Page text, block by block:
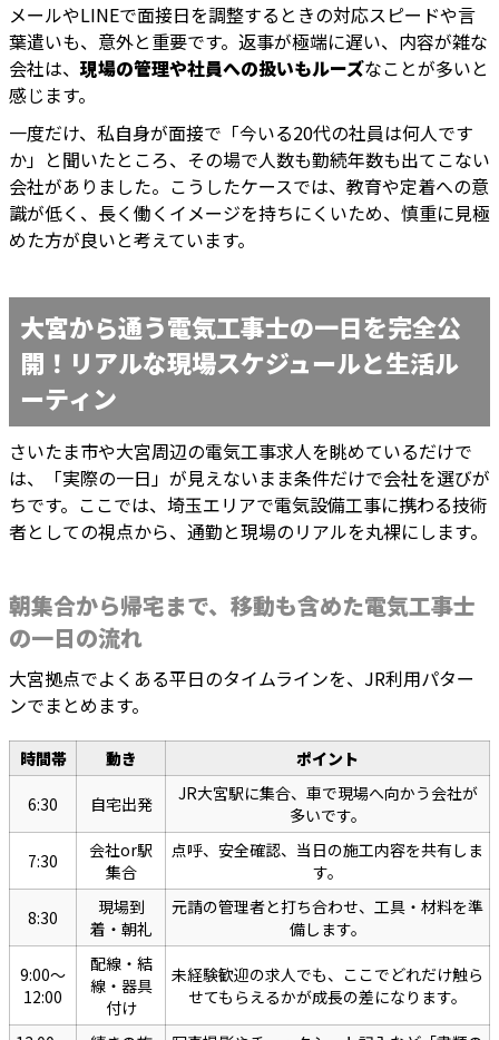
メールやLINEで面接日を調整するときの対応スピードや言
葉遣いも、意外と重要です。返事が極端に遅い、内容が雑な
会社は、現場の管理や社員への扱いもルーズなことが多いと
感じます。
一度だけ、私自身が面接で「今いる20代の社員は何人です
か」と聞いたところ、その場で人数も勤続年数も出てこない
会社がありました。こうしたケースでは、教育や定着への意
識が低く、長く働くイメージを持ちにくいため、慎重に見極
めた方が良いと考えています。
大宮から通う電気工事士の一日を完全公
開！リアルな現場スケジュールと生活ル
ーティン
さいたま市や大宮周辺の電気工事求人を眺めているだけで
は、「実際の一日」が見えないまま条件だけで会社を選びが
ちです。ここでは、埼玉エリアで電気設備工事に携わる技術
者としての視点から、通勤と現場のリアルを丸裸にします。
朝集合から帰宅まで、移動も含めた電気工事士
の一日の流れ
大宮拠点でよくある平日のタイムラインを、JR利用パター
ンでまとめます。
時間帯 動き ポイント
6:30 自宅出発
JR大宮駅に集合、車で現場へ向かう会社が
多いです。
7:30
会社or駅
集合
点呼、安全確認、当日の施工内容を共有しま
す。
8:30
現場到
着・朝礼
元請の管理者と打ち合わせ、工具・材料を準
備します。
9:00〜
12:00
配線・結
線・器具
付け
未経験歓迎の求人でも、ここでどれだけ触ら
せてもらえるかが成長の差になります。